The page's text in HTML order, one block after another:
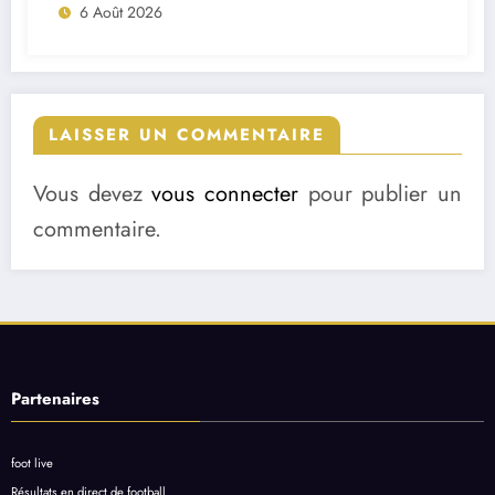
6 Août 2026
LAISSER UN COMMENTAIRE
Vous devezvous connecter pour publier un
commentaire.
Partenaires
foot live